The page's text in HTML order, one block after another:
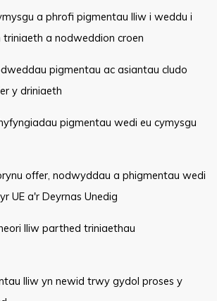
a phrofi pigmentau lliw i weddu i
a nodweddion croen
pigmentau ac asiantau cludo
y driniaeth
pigmentau wedi eu cymysgu
offer, nodwyddau a phigmentau wedi
UE a'r Deyrnas Unedig
lliw parthed triniaethau
lliw yn newid trwy gydol proses y